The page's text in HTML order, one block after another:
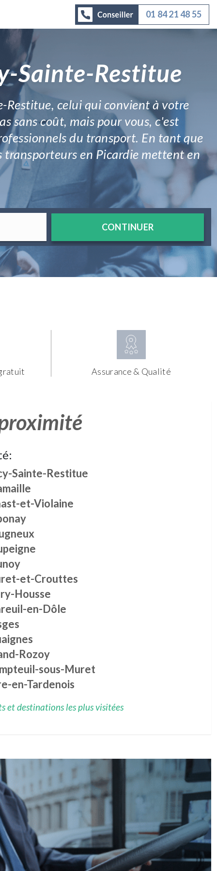
01 84 21 48 55
Sainte-Restitue
Restitue, celui qui convient à votre
sans coût, mais pour vous, c'est
du transport. En tant que
en Picardie mettent en
CONTINUER
Assurance & Qualité
Sainte-Restitue
et-Violaine
et-Crouttes
Housse
en-Dôle
Rozoy
sous-Muret
en-Tardenois
et destinations les plus visitées